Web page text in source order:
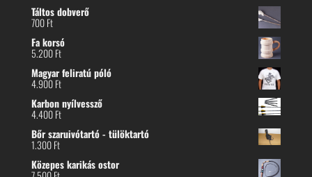
Táltos dobverő
700Ft
Fa korsó
5.200Ft
Magyar feliratú póló
4.900Ft
Karbon nyílvessző
4.400Ft
Bőr szaruivótartó - tülöktartó
1.300Ft
Közepes karikás ostor